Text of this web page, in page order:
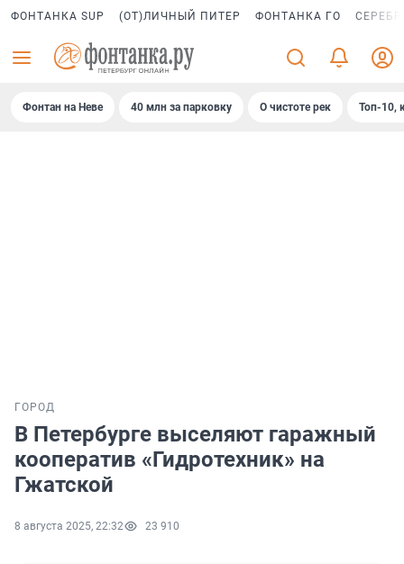
ФОНТАНКА SUP (ОТ)ЛИЧНЫЙ ПИТЕР ФОНТАНКА ГО
Фонтан на Неве 40 млн за парковку О чистоте рек Топ-10,
ГОРОД
В Петербурге выселяют гаражный
кооператив «Гидротехник» на
Гжатской
8 августа 2025, 22:32 23 910